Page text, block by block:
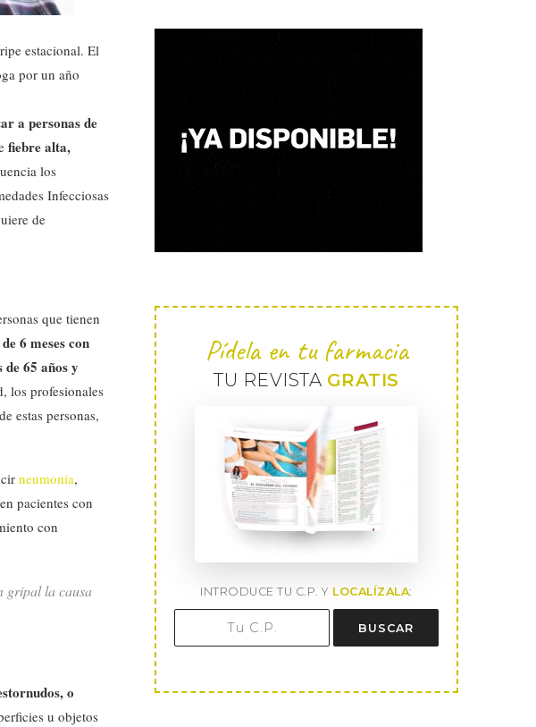
estacional. El
por un año
a personas de
fiebre alta,
los
Infecciosas
de
que tienen
6 meses con
65 años y
los profesionales
estas personas,
neumonía,
pacientes con
con
gripal la causa
o
u objetos
Pídela en tu farmacia
TU REVISTA GRATIS
INTRODUCE TU C.P. Y LOCALÍZALA:
BUSCAR